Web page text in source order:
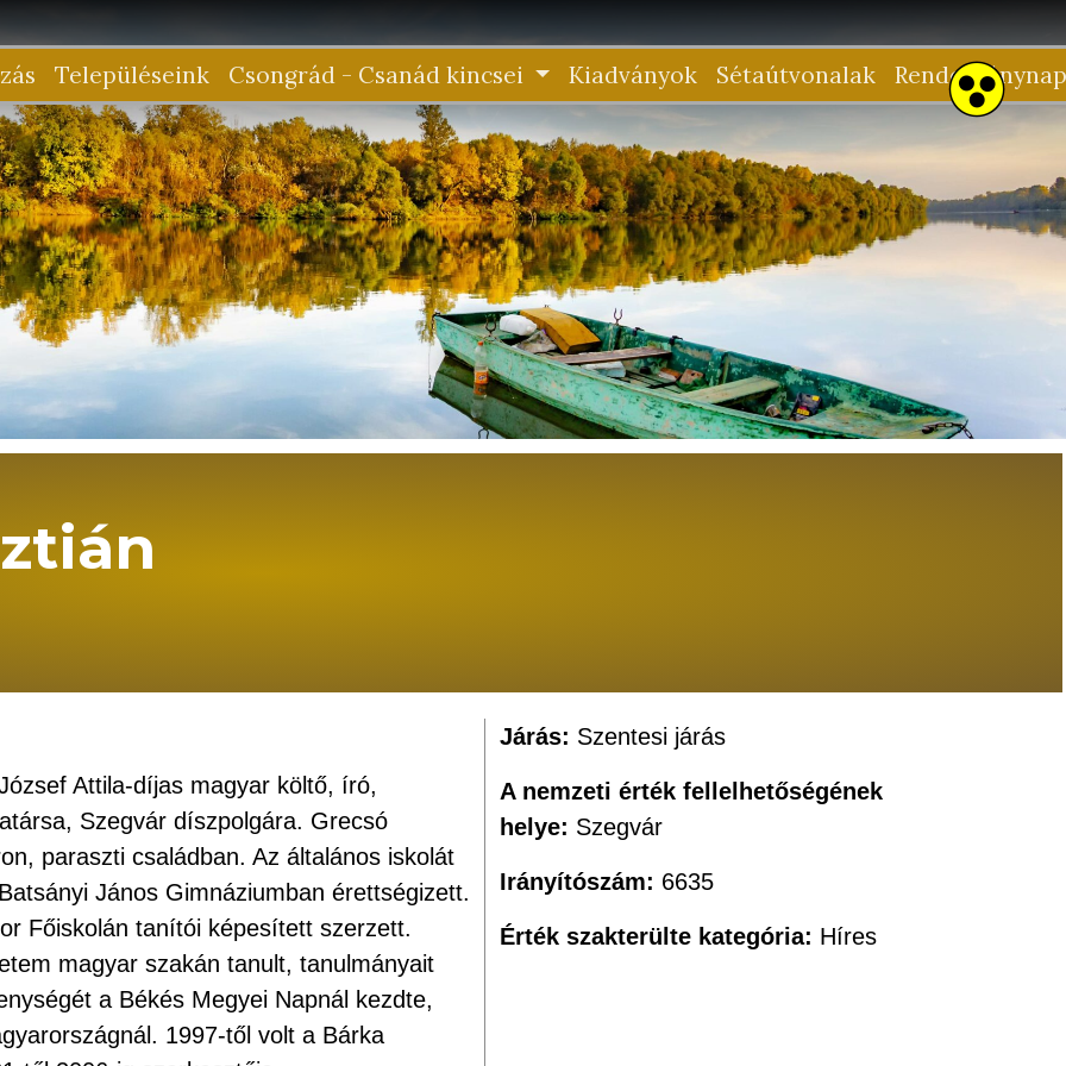
Településeink Csongrád - Csanád kincsei Kiadványok Sétaútvonalak
Attila-díjas magyar költő, író,
Szegvár díszpolgára. Grecsó
paraszti családban. Az általános iskolát
János Gimnáziumban érettségizett.
Főiskolán tanítói képesített szerzett.
magyar szakán tanult, tanulmányait
a Békés Megyei Napnál kezdte,
1997-től volt a Bárka
Járás: Szentesi járás
A nemzeti érték fellelhetőségének
helye: Szegvár
Irányítószám: 6635
Érték szakterülte kategória: Híres